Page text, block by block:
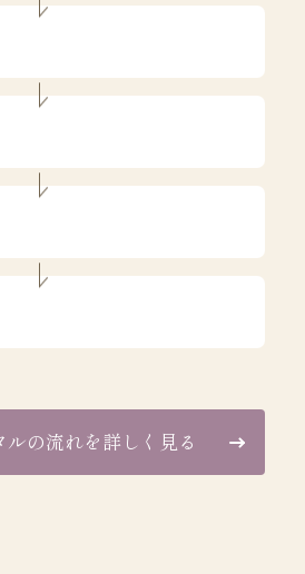
ルの流れを詳しく見る